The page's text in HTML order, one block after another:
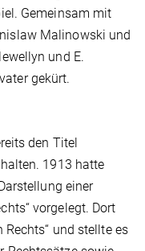
Gemeinsam mit
Malinowski und
und E.
gekürt.
den Titel
1913 hatte
einer
vorgelegt. Dort
Rechts“ und stellte es